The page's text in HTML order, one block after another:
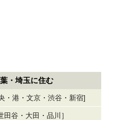
・埼玉に住む
・港・文京・渋谷・新宿]
谷・大田・品川］